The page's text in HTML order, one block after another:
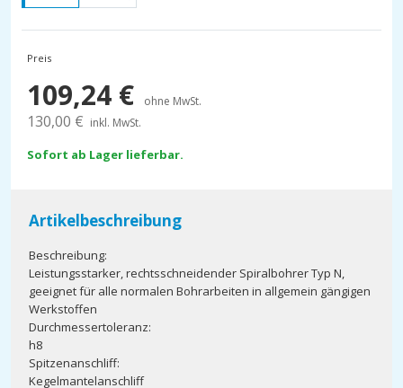
Preis
109,24 € ohne MwSt.
130,00 € inkl. MwSt.
Sofort ab Lager lieferbar.
Artikelbeschreibung
Beschreibung:
Leistungsstarker, rechtsschneidender Spiralbohrer Typ N,
geeignet für alle normalen Bohrarbeiten in allgemein gängigen
Werkstoffen
Durchmessertoleranz:
h8
Spitzenanschliff:
Kegelmantelanschliff